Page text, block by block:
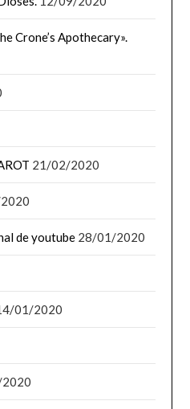
Crone’s Apothecary».
21/02/2020
de youtube 28/01/2020
01/2020